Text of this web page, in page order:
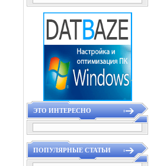
ЭТО ИНТЕРЕСНО
ПОПУЛЯРНЫЕ СТАТЬИ